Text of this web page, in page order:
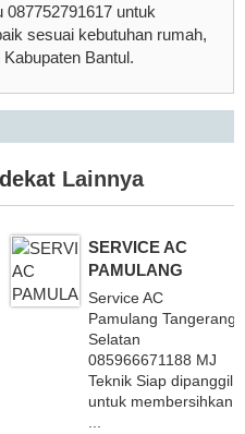
087752791617 untuk
sesuai kebutuhan rumah,
Bantul.
Lainnya
SERVICE AC
PAMULANG
Service AC
Pamulang Tangerang
Selatan
085966671188 MJ
Teknik Siap dipanggil
untuk membersihkan